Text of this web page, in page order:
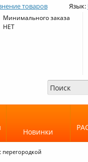
товаров Язык:
Минимального заказа
НЕТ
Новинки
перегородкой